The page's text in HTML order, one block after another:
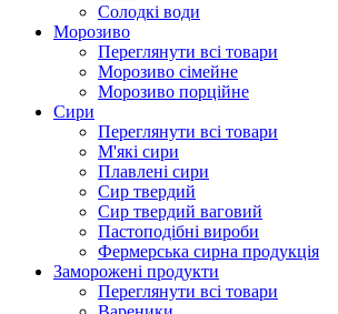
Солодкі води
Морозиво
Переглянути всі товари
Морозиво сімейне
Морозиво порційне
Сири
Переглянути всі товари
М'які сири
Плавлені сири
Сир твердий
Сир твердий ваговий
Пастоподібні вироби
Фермерська сирна продукція
Заморожені продукти
Переглянути всі товари